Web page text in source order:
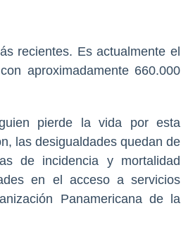
recientes. Es actualmente el
aproximadamente 660.000
pierde la vida por esta
las desigualdades quedan de
de incidencia y mortalidad
en el acceso a servicios
Panamericana de la